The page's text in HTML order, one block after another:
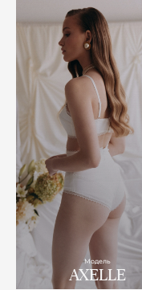
Модель
AXELLE